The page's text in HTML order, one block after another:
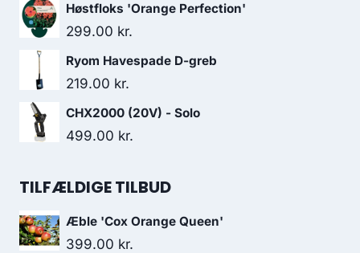
Høstfloks 'Orange Perfection'
299.00 kr.
Ryom Havespade D-greb
219.00 kr.
CHX2000 (20V) - Solo
499.00 kr.
TILFÆLDIGE TILBUD
Æble 'Cox Orange Queen'
399.00 kr.